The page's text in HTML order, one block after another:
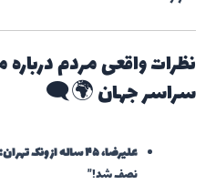
نظرات واقعی مردم درباره
سراسر جهان 🌍🗨️
علیرضا، ۴۵ ساله از ونک تهران:
نصف شد!”